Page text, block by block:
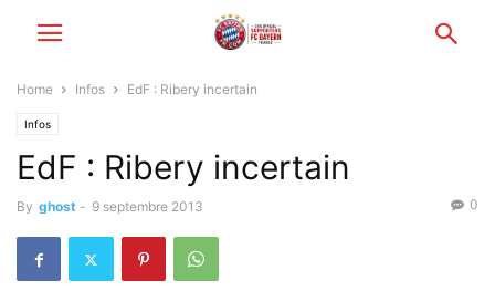
Home Infos EdF : Ribery incertain
Infos
EdF : Ribery incertain
By ghost - 9 septembre 2013 0